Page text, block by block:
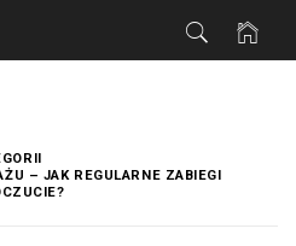
– JAK REGULARNE ZABIEGI